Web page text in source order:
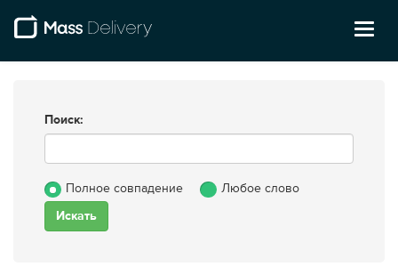
Поиск:
Полное совпадение Любое слово